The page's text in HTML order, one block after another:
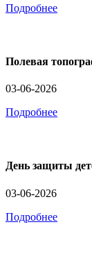
Подробнее
Полевая
03-06-2026
Подробнее
День защиты
03-06-2026
Подробнее